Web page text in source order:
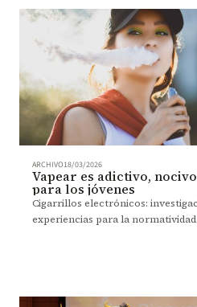
ARCHIVO18/03/2026
Vapear es adictivo,
para los jóvenes
Cigarrillos electrónicos:
experiencias para la